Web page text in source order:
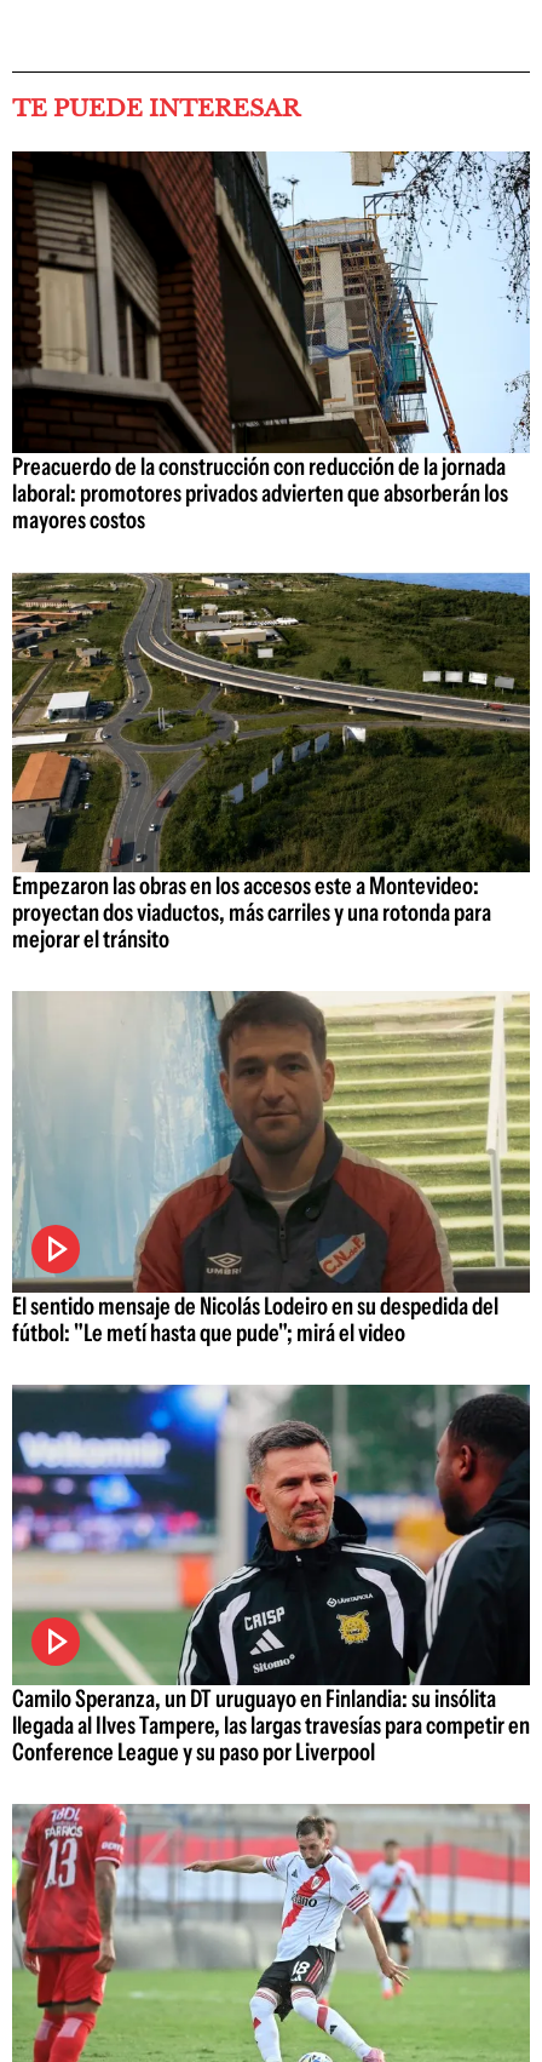
TE PUEDE INTERESAR
Preacuerdo de la construcción con reducción de la jornada
laboral: promotores privados advierten que absorberán los
mayores costos
Empezaron las obras en los accesos este a Montevideo:
proyectan dos viaductos, más carriles y una rotonda para
mejorar el tránsito
El sentido mensaje de Nicolás Lodeiro en su despedida del
fútbol: "Le metí hasta que pude"; mirá el video
Camilo Speranza, un DT uruguayo en Finlandia: su insólita
llegada al Ilves Tampere, las largas travesías para competir en
Conference League y su paso por Liverpool